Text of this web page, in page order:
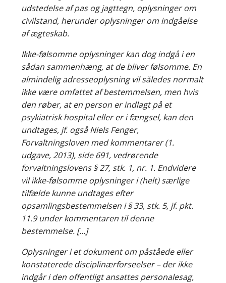
udstedelse af pas og jagttegn, oplysninger om
civilstand, herunder oplysninger om indgåelse
af ægteskab.
Ikke-følsomme oplysninger kan dog indgå i en
sådan sammenhæng, at de bliver følsomme. En
almindelig adresseoplysning vil således normalt
ikke være omfattet af bestemmelsen, men hvis
den røber, at en person er indlagt på et
psykiatrisk hospital eller er i fængsel, kan den
undtages, jf. også Niels Fenger,
Forvaltningsloven med kommentarer (1.
udgave, 2013), side 691, vedrørende
forvaltningslovens § 27, stk. 1, nr. 1. Endvidere
vil ikke-følsomme oplysninger i (helt) særlige
tilfælde kunne undtages efter
opsamlingsbestemmelsen i § 33, stk. 5, jf. pkt.
11.9 under kommentaren til denne
bestemmelse. […]
Oplysninger i et dokument om påståede eller
konstaterede disciplinærforseelser – der ikke
indgår i den offentligt ansattes personalesag,